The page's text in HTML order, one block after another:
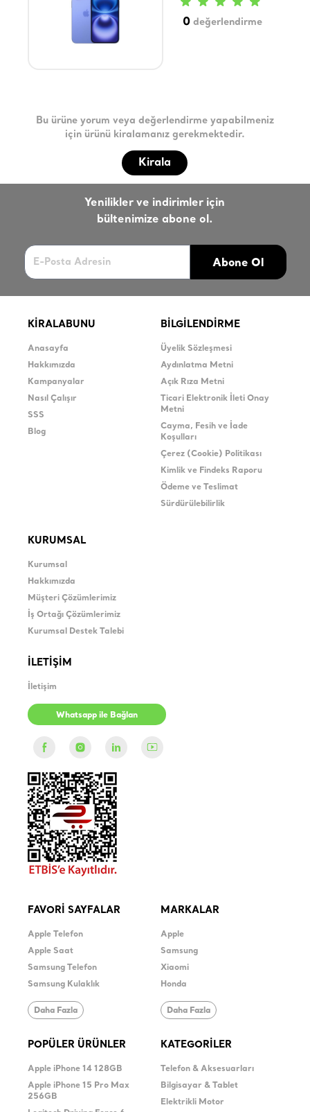
0 değerlendirme
Bu ürüne yorum veya değerlendirme yapabilmeniz
için ürünü kiralamanız gerekmektedir.
Kirala
Yenilikler ve indirimler için
bültenimize abone ol.
Abone Ol
KİRALABUNU
Anasayfa
Hakkımızda
Kampanyalar
Nasıl Çalışır
SSS
Blog
BİLGİLENDİRME
Üyelik Sözleşmesi
Aydınlatma Metni
Açık Rıza Metni
Ticari Elektronik İleti Onay
Metni
Cayma, Fesih ve İade
Koşulları
Çerez (Cookie) Politikası
Kimlik ve Findeks Raporu
Ödeme ve Teslimat
Sürdürülebilirlik
KURUMSAL
Kurumsal
Hakkımızda
Müşteri Çözümlerimiz
İş Ortağı Çözümlerimiz
Kurumsal Destek Talebi
İLETİŞİM
İletişim
Whatsapp ile Bağlan
FAVORİ SAYFALAR
Apple Telefon
Apple Saat
Samsung Telefon
Samsung Kulaklık
Daha Fazla
MARKALAR
Apple
Samsung
Xiaomi
Honda
Daha Fazla
POPÜLER ÜRÜNLER
Apple iPhone 14 128GB
Apple iPhone 15 Pro Max
256GB
KATEGORİLER
Telefon & Aksesuarları
Bilgisayar & Tablet
Elektrikli Motor